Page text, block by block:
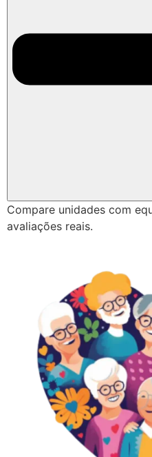
Compare unidades com
avaliações reais.